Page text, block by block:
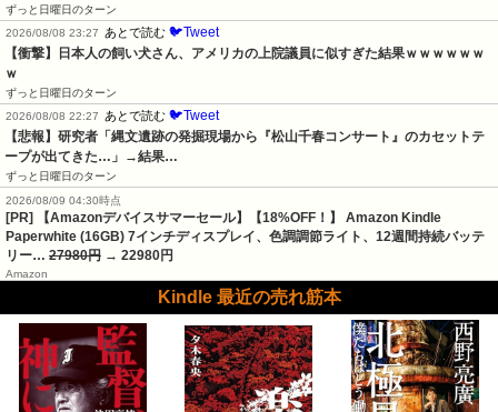
ずっと日曜日のターン
2026/08/08 23:27
あとで読む 🐦Tweet
【衝撃】日本人の飼い犬さん、アメリカの上院議員に似すぎた結果ｗｗｗｗｗｗ
ｗ
ずっと日曜日のターン
2026/08/08 22:27
あとで読む 🐦Tweet
【悲報】研究者「縄文遺跡の発掘現場から『松山千春コンサート』のカセットテ
ープが出てきた…」→結果…
ずっと日曜日のターン
2026/08/09 04:30時点
[PR] 【Amazonデバイスサマーセール】【18%OFF！】 Amazon Kindle
Paperwhite (16GB) 7インチディスプレイ、色調調節ライト、12週間持続バッテ
リー… 27980円 → 22980円
Amazon
Kindle 最近の売れ筋本